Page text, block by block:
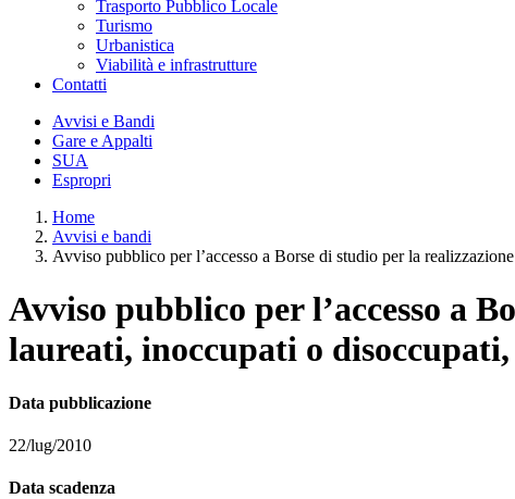
Trasporto Pubblico Locale
Turismo
Urbanistica
Viabilità e infrastrutture
Contatti
Avvisi e Bandi
Gare e Appalti
SUA
Espropri
Home
Avvisi e bandi
Avviso pubblico per l’accesso a Borse di studio per la
Avviso pubblico per l’accesso a
laureati, inoccupati o
Data pubblicazione
22/lug/2010
Data scadenza